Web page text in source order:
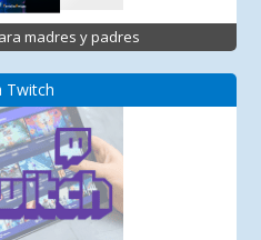
madres y padres
Twitch